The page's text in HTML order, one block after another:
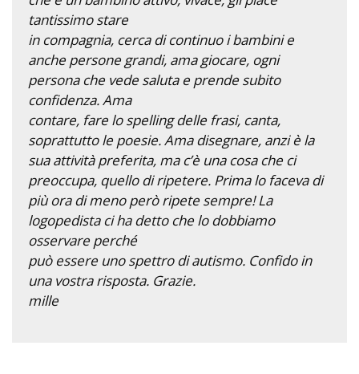
tantissimo stare
in compagnia, cerca di continuo i bambini e
anche persone grandi, ama giocare, ogni
persona che vede saluta e prende subito
confidenza. Ama
contare, fare lo spelling delle frasi, canta,
soprattutto le poesie. Ama disegnare, anzi è la
sua attività preferita, ma c’è una cosa che ci
preoccupa, quello di ripetere. Prima lo faceva di
più ora di meno però ripete sempre! La
logopedista ci ha detto che lo dobbiamo
osservare perché
può essere uno spettro di autismo. Confido in
una vostra risposta. Grazie.
mille